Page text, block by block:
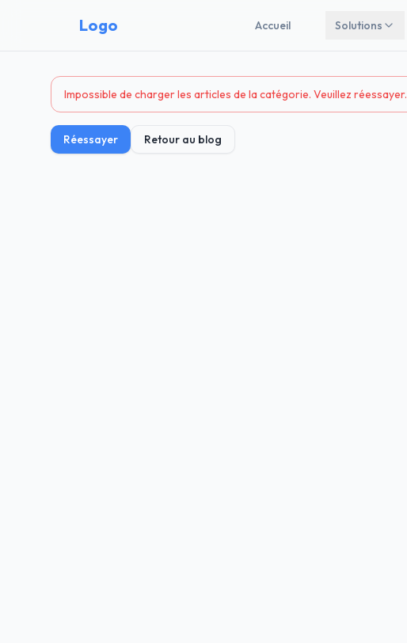
Logo Accueil Solutions
Impossible de charger les articles de la catégorie. Veuillez réessayer.
Réessayer Retour au blog